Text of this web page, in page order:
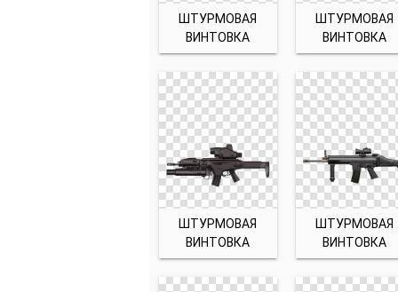
ШТУРМОВАЯ
ВИНТОВКА
ШТУРМОВАЯ
ВИНТОВКА
ШТУРМОВАЯ
ВИНТОВКА
ШТУРМОВАЯ
ВИНТОВКА